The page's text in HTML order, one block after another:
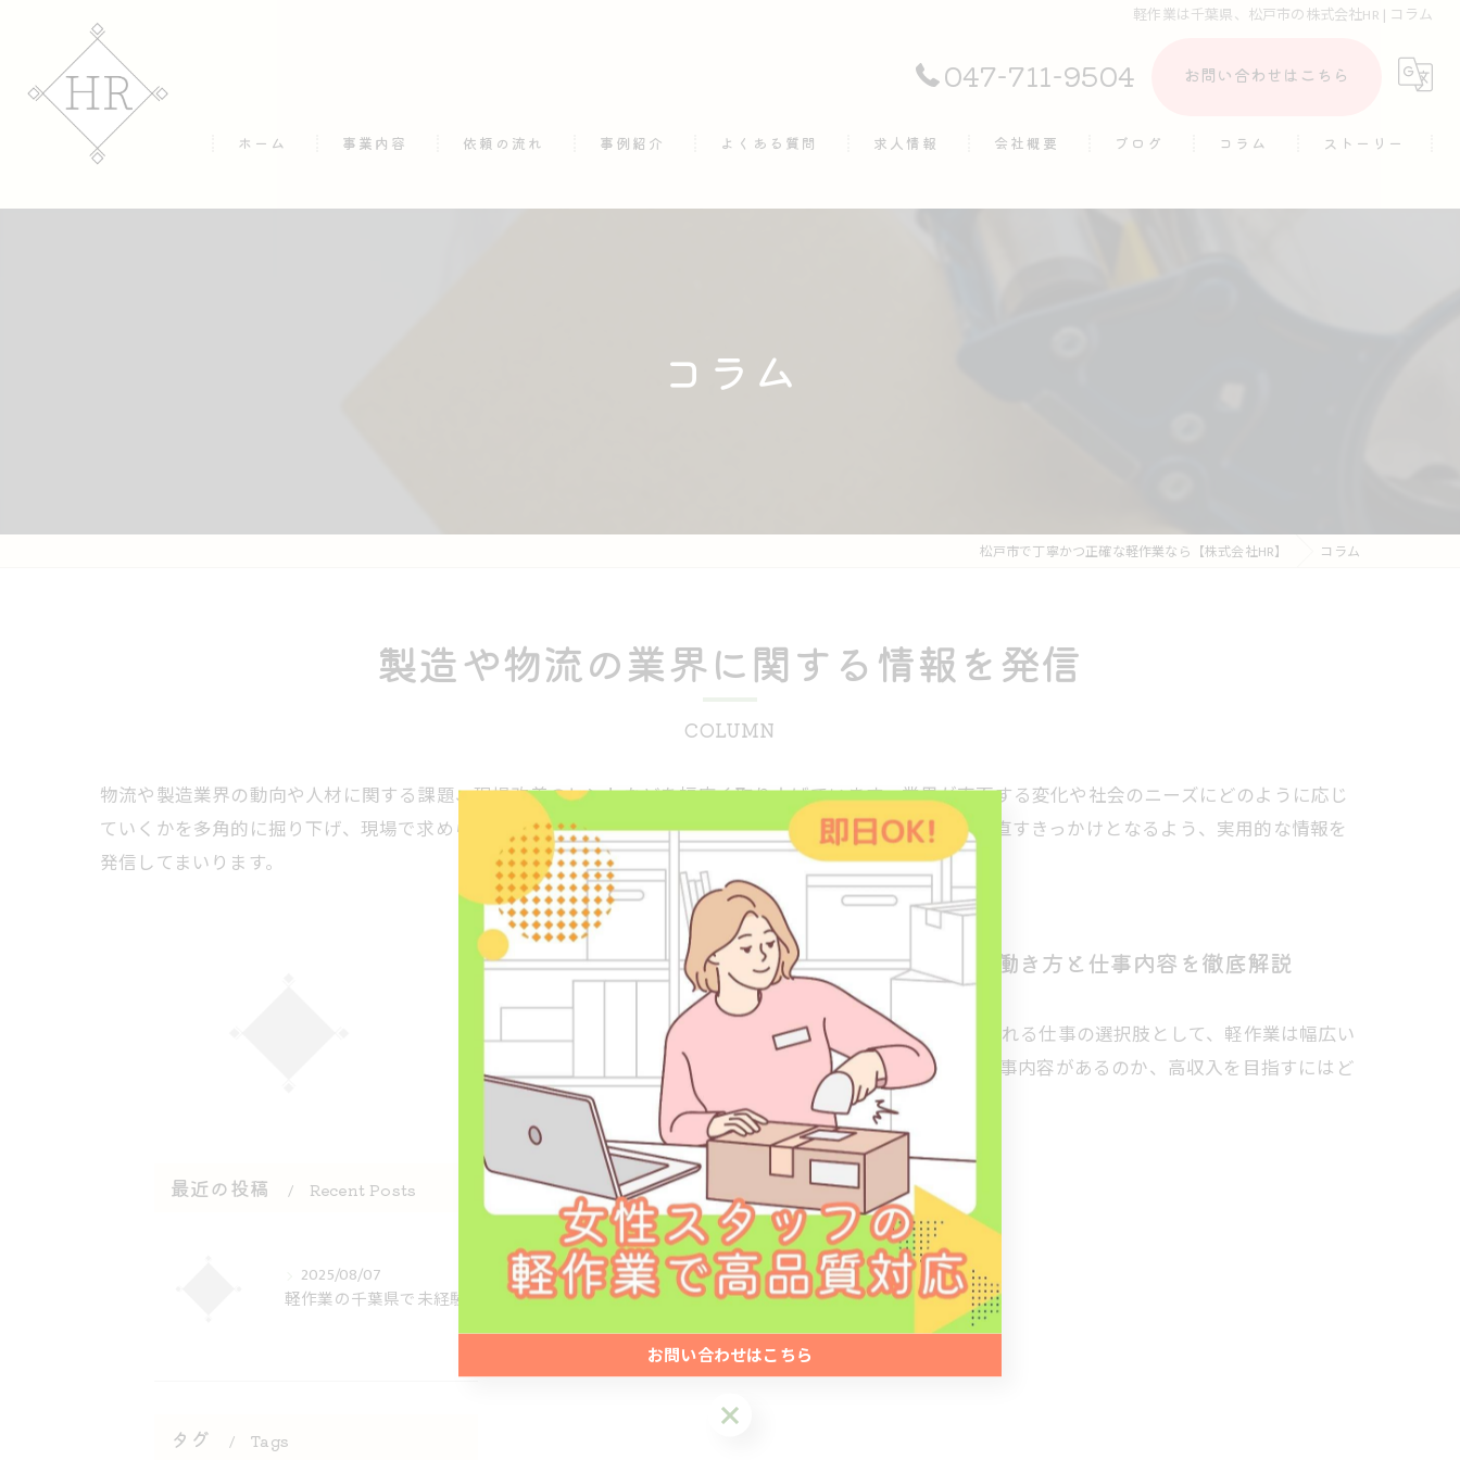
軽作業は千葉県、松戸市の株式会社HR | コラム
047-711-9504 お問い合わせはこちら
ホーム 事業内容 依頼の流れ 事例紹介 よくある質問 求人情報 会社概要 ブログ コラム ストーリー
コラム
松戸市で丁寧かつ正確な軽作業なら【株式会社HR】 コラム
製造や物流の業界に関する情報を発信
COLUMN
物流や製造業界の動向や人材に関する課題、現場改善のヒントなどを幅広く取り上げています。業界が直面する変化や社会のニーズにどのように応じ
ていくかを多角的に掘り下げ、現場で求められる視点や考え方をご紹介いたします。業務効率や働き方を見直すきっかけとなるよう、実用的な情報を
発信してまいります。
軽作業の千葉県で未経験から高収入を目指す働き方と仕事内容を徹底解説
千葉県で軽作業に興味はありませんか？未経験から始められる仕事の選択肢として、軽作業は幅広い
世代に注目されています。しかし、実際にはどのような仕事内容があるのか、高収入を目指すにはど
んな工夫…
最近の投稿 Recent Posts
2025/08/07
タグ Tags
お問い合わせはこちら